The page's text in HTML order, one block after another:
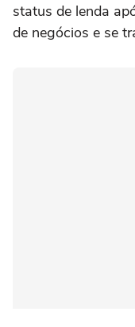
status de lenda
de negócios e se